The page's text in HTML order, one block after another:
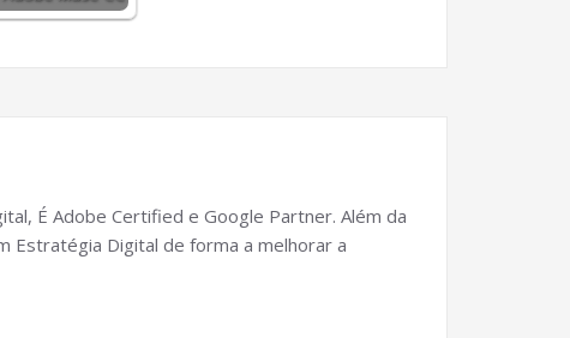
É Adobe Certified e Google Partner. Além da
Estratégia Digital de forma a melhorar a